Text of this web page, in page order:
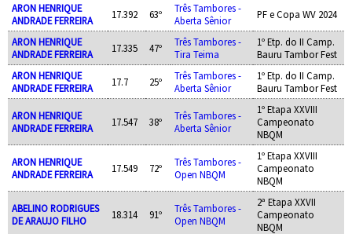
ARON HENRIQUE
ANDRADE FERREIRA
17.392 63º
Três Tambores -
Aberta Sênior
PF e Copa WV 2024
ARON HENRIQUE
ANDRADE FERREIRA
17.335 47º
Três Tambores -
Tira Teima
1º Etp. do II Camp.
Bauru Tambor Fest
ARON HENRIQUE
ANDRADE FERREIRA
17.7 25º
Três Tambores -
Aberta Sênior
1º Etp. do II Camp.
Bauru Tambor Fest
ARON HENRIQUE
ANDRADE FERREIRA
17.547 38º
Três Tambores -
Aberta Sênior
1º Etapa XXVIII
Campeonato
NBQM
ARON HENRIQUE
ANDRADE FERREIRA
17.549 72º
Três Tambores -
Open NBQM
1º Etapa XXVIII
Campeonato
NBQM
ABELINO RODRIGUES
DE ARAUJO FILHO
18.314 91º
Três Tambores -
Open NBQM
2ª Etapa XXVII
Campeonato
NBQM